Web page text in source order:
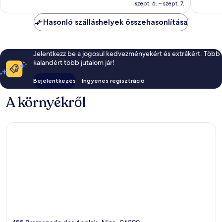
szept. 6. – szept. 7.
Hasonló szálláshelyek összehasonlítása
Jelentkezz be a jogosul kedvezményekért és extrákért. Több
kalandért több jutalom jár!
Bejelentkezés Ingyenes regisztráció
A környékről